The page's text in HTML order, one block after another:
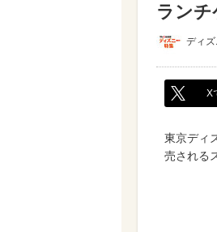
ラン
ディ
X
東京ディ
売される